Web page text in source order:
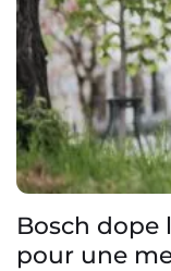
Bosch dope
pour une